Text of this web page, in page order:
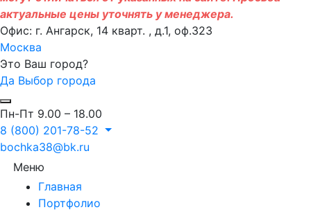
актуальные цены уточнять у менеджера.
Офис: г. Ангарск, 14 кварт. , д.1, оф.323
Москва
Это Ваш город?
Да Выбор города
Пн-Пт 9.00 – 18.00
8 (800) 201-78-52
bochka38@bk.ru
Меню
Главная
Портфолио